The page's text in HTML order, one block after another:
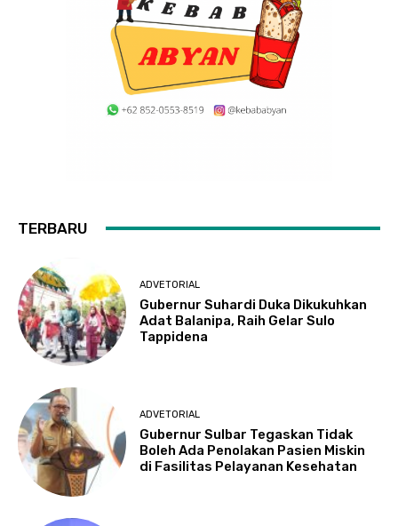
TERBARU
ADVETORIAL
Gubernur Suhardi Duka Dikukuhkan
Adat Balanipa, Raih Gelar Sulo
Tappidena
ADVETORIAL
Gubernur Sulbar Tegaskan Tidak
Boleh Ada Penolakan Pasien Miskin
di Fasilitas Pelayanan Kesehatan